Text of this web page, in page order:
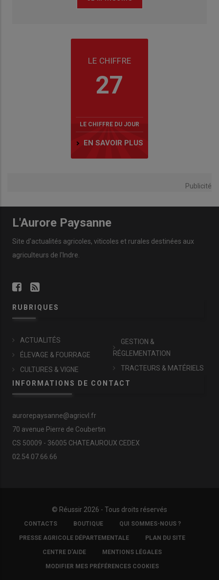
LE CHIFFRE
27
LE CHIFFRE DU JOUR
EN SAVOIR PLUS
Publicité
L'Aurore Paysanne
Site d'actualités agricoles, viticoles et rurales destinées aux
agriculteurs de l'Indre.
RUBRIQUES
ACTUALITÉS
ÉLEVAGE & FOURRAGE
CULTURES & VIGNE
GESTION &
RÉGLEMENTATION
TRACTEURS & MATÉRIELS
INFORMATIONS DE CONTACT
aurorepaysanne@agricvl.fr
70 avenue Pierre de Coubertin
CS 50009 - 36005 CHATEAUROUX CEDEX
02.54.07.66.66
© Réussir 2026 - Tous droits réservés
FOOTER
COPYRIGHT
CONTACTS BOUTIQUE QUI SOMMES-NOUS ?
PRESSE AGRICOLE DÉPARTEMENTALE PLAN DU SITE
CENTRE D'AIDE MENTIONS LÉGALES
MODIFIER MES PRÉFÉRENCES COOKIES